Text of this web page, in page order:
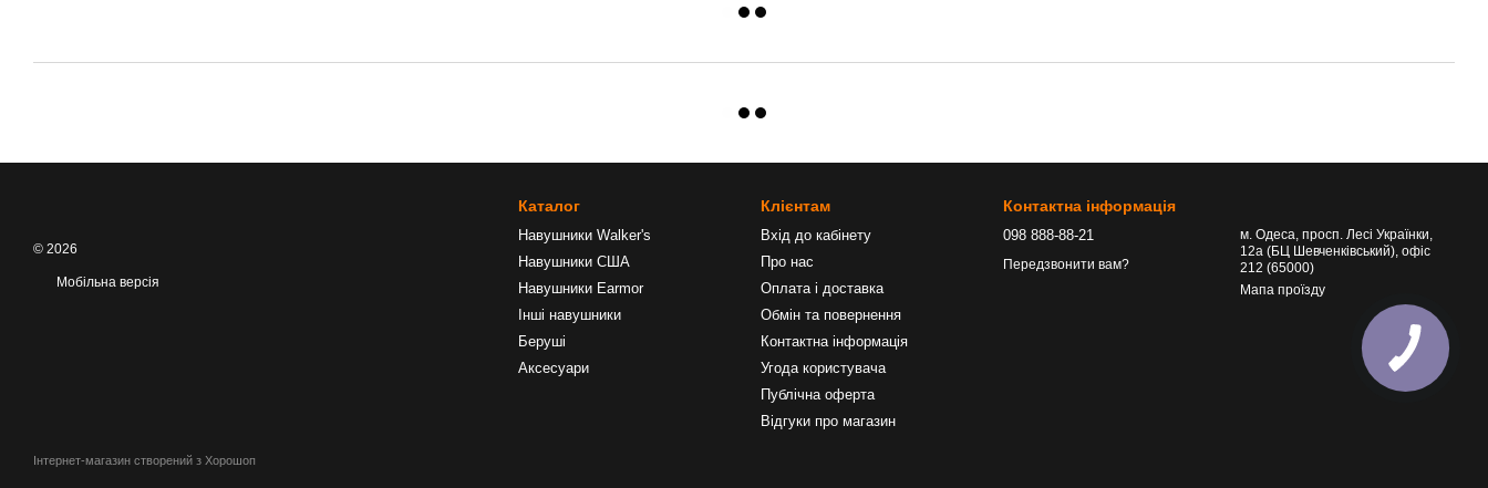
© 2026
Мобільна версія
Інтернет-магазин створений з Хорошоп
Каталог
Навушники Walker's
Навушники США
Навушники Earmor
Інші навушники
Беруші
Аксесуари
Клієнтам
Вхід до кабінету
Про нас
Оплата і доставка
Обмін та повернення
Контактна інформація
Угода користувача
Публічна оферта
Відгуки про магазин
Контактна інформація
098 888-88-21
Передзвонити вам?
м. Одеса, просп. Лесі Українки,
12а (БЦ Шевченківський), офіс
212 (65000)
Мапа проїзду